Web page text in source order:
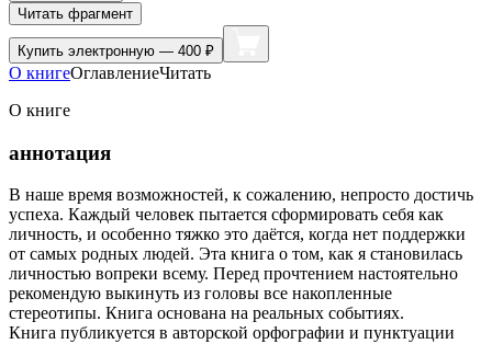
Читать фрагмент
Купить электронную — 400 ₽
О книгеОглавлениеЧитать
О книге
аннотация
В наше время возможностей, к сожалению, непросто достичь
успеха. Каждый человек пытается сформировать себя как
личность, и особенно тяжко это даётся, когда нет поддержки
от самых родных людей. Эта книга о том, как я становилась
личностью вопреки всему. Перед прочтением настоятельно
рекомендую выкинуть из головы все накопленные
стереотипы. Книга основана на реальных событиях.
Книга публикуется в авторской орфографии и пунктуации